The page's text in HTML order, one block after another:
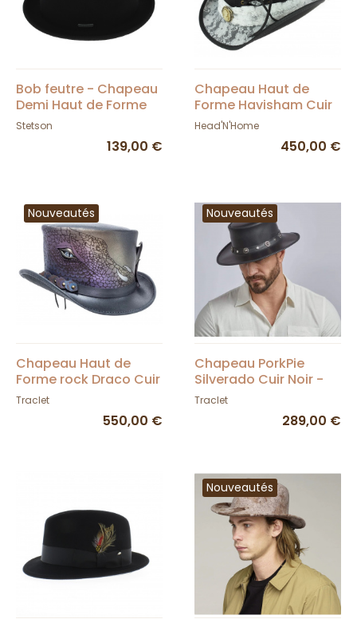
Bob feutre - Chapeau
Demi Haut de Forme
Steeple Feutre Laine -
Stetson
139,00 €
Chapeau Haut de
Forme Havisham Cuir
Noir calèche - Head'n
Head'N'Home
450,00 €
Nouveautés
Chapeau Haut de
Forme rock Draco Cuir
Noir - Head'n Home
Traclet
550,00 €
Nouveautés
Chapeau PorkPie
Silverado Cuir Noir -
Head'n Home
Traclet
289,00 €
Nouveautés